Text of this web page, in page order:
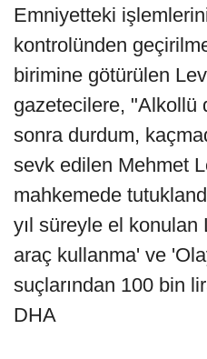
Emniyetteki
kontrolünden
birimine götürülen
gazetecilere, "Alkollü
sonra durdum,
sevk edilen Mehmet
mahkemede
yıl süreyle el
araç kullanma' ve
suçlarından 100 bin
DHA